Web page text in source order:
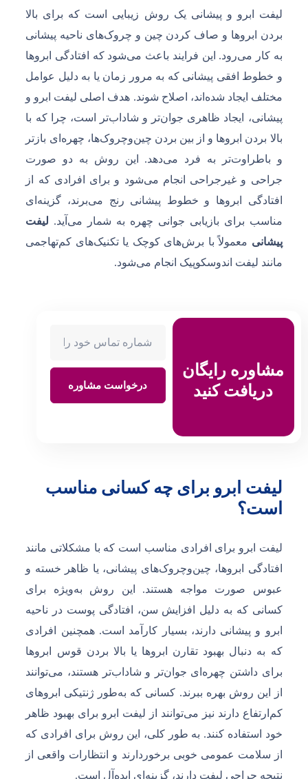
لیفت ابرو و پیشانی یک روش زیبایی است که برای بالا
بردن ابروها و صاف کردن چین‌ و چروک‌های ناحیه پیشانی
به کار می‌رود. این فرایند باعث می‌شود که افتادگی ابروها
و خطوط افقی پیشانی که به مرور زمان یا به دلیل عوامل
مختلف ایجاد شده‌اند، اصلاح شوند. هدف اصلی لیفت ابرو و
پیشانی، ایجاد ظاهری جوان‌تر و شاداب‌تر است، چرا که با
بالا بردن ابروها و از بین بردن چین‌و‌چروک‌ها، چهره‌ای بازتر
و باطراوت‌تر به فرد می‌دهد. این روش به دو صورت
جراحی و غیرجراحی انجام می‌شود و برای افرادی که از
افتادگی ابروها و خطوط پیشانی رنج می‌برند، گزینه‌ای
مناسب برای بازیابی جوانی چهره به شمار می‌آید. لیفت
پیشانی معمولاً با برش‌های کوچک یا تکنیک‌های کم‌تهاجمی
مانند لیفت اندوسکوپیک انجام می‌شود.
مشاوره رایگان
دریافت کنید
درخواست مشاوره
لیفت ابرو برای چه کسانی مناسب
است؟
لیفت ابرو برای افرادی مناسب است که با مشکلاتی مانند
افتادگی ابروها، چین‌و‌چروک‌های پیشانی، یا ظاهر خسته و
عبوس صورت مواجه هستند. این روش به‌ویژه برای
کسانی که به دلیل افزایش سن، افتادگی پوست در ناحیه
ابرو و پیشانی دارند، بسیار کارآمد است. همچنین افرادی
که به دنبال بهبود تقارن ابروها یا بالا بردن قوس ابروها
برای داشتن چهره‌ای جوان‌تر و شاداب‌تر هستند، می‌توانند
از این روش بهره ببرند. کسانی که به‌طور ژنتیکی ابروهای
کم‌ارتفاع دارند نیز می‌توانند از لیفت ابرو برای بهبود ظاهر
خود استفاده کنند. به طور کلی، این روش برای افرادی که
از سلامت عمومی خوبی برخوردارند و انتظارات واقعی از
نتیجه جراحی لیفت دارند، گزینه‌ای ایده‌آل است.